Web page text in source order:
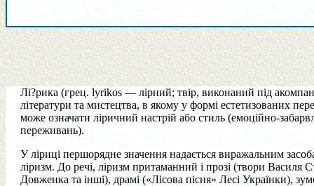
Лі?рика (грец. lyrikos — лірний; твір, виконаний під
літератури та мистецтва, в якому у формі естетизованих
може означати ліричний настрій або стиль (емоційно-
переживань).
У ліриці першорядне значення надається виражальним
ліризм. До речі, ліризм притаманний і прозі (твори
Довженка та інші), драмі («Лісова пісня» Лесі Українки),